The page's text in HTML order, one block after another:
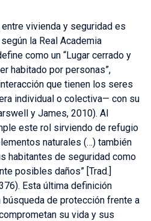
vivienda y seguridad es
la Real Academia
como un “Lugar cerrado y
habitado por personas”,
que tienen los seres
individual o colectiva— con su
y James, 2010). Al
este rol sirviendo de refugio
naturales (…) también
habitantes de seguridad como
posibles daños” [Trad.]
Esta última definición
búsqueda de protección frente a
su vida y sus